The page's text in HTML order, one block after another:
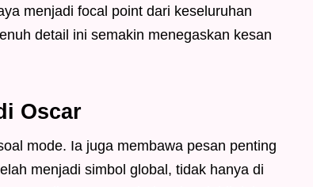
menjadi focal point dari keseluruhan
detail ini semakin menegaskan kesan
Oscar
mode. Ia juga membawa pesan penting
menjadi simbol global, tidak hanya di